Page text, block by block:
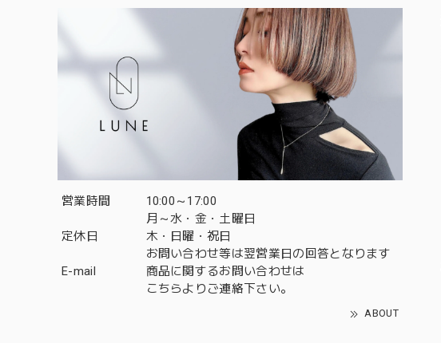
営業時間
10:00～17:00
月～水・金・土曜日
定休日
木・日曜・祝日
お問い合わせ等は翌営業日の回答となります
E-mail
商品に関するお問い合わせは
こちらよりご連絡下さい。
ABOUT